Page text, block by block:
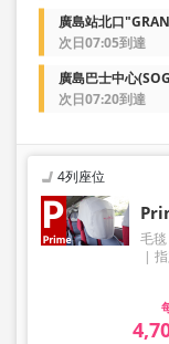
廣島站北口
次日07:05到達
廣島巴士中心
次日07:20到達
4列座位
毛毯